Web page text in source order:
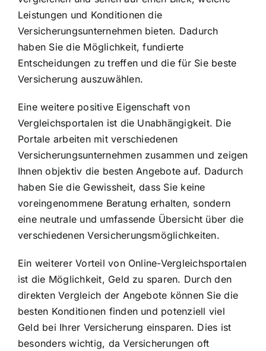
Leistungen und Konditionen die
Versicherungsunternehmen bieten. Dadurch
haben Sie die Möglichkeit, fundierte
Entscheidungen zu treffen und die für Sie beste
Versicherung auszuwählen.
Eine weitere positive Eigenschaft von
Vergleichsportalen ist die Unabhängigkeit. Die
Portale arbeiten mit verschiedenen
Versicherungsunternehmen zusammen und zeigen
Ihnen objektiv die besten Angebote auf. Dadurch
haben Sie die Gewissheit, dass Sie keine
voreingenommene Beratung erhalten, sondern
eine neutrale und umfassende Übersicht über die
verschiedenen Versicherungsmöglichkeiten.
Ein weiterer Vorteil von Online-Vergleichsportalen
ist die Möglichkeit, Geld zu sparen. Durch den
direkten Vergleich der Angebote können Sie die
besten Konditionen finden und potenziell viel
Geld bei Ihrer Versicherung einsparen. Dies ist
besonders wichtig, da Versicherungen oft